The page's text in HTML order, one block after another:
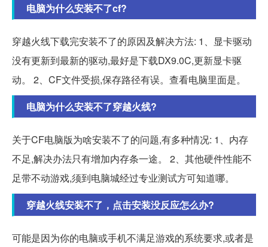
电脑为什么安装不了cf?
穿越火线下载完安装不了的原因及解决方法: 1、显卡驱动
没有更新到最新的驱动,最好是下载DX9.0C,更新显卡驱
动。 2、CF文件受损,保存路径有误。查看电脑里面是。
电脑为什么安装不了穿越火线?
关于CF电脑版为啥安装不了的问题,有多种情况: 1、内存
不足,解决办法只有增加内存条一途。 2、其他硬件性能不
足带不动游戏,须到电脑城经过专业测试方可知道哪。
穿越火线安装不了，点击安装没反应怎么办?
可能是因为你的电脑或手机不满足游戏的系统要求,或者是